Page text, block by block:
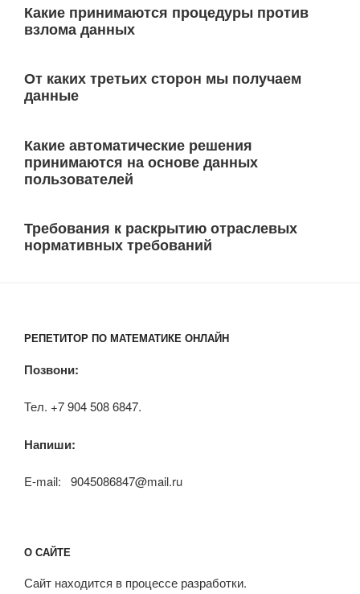
Какие принимаются процедуры против
взлома данных
От каких третьих сторон мы получаем
данные
Какие автоматические решения
принимаются на основе данных
пользователей
Требования к раскрытию отраслевых
нормативных требований
РЕПЕТИТОР ПО МАТЕМАТИКЕ ОНЛАЙН
Позвони:
Тел. +7 904 508 6847.
Напиши:
E-mail: 9045086847@mail.ru
О САЙТЕ
Сайт находится в процессе разработки.